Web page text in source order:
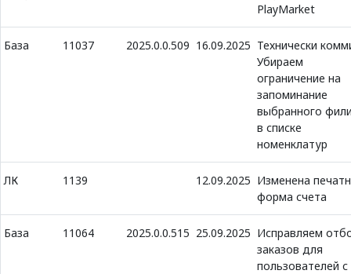
PlayMarket
База 11037 2025.0.0.509 16.09.2025 Технически
Убираем
ограничение на
запоминание
выбранного
в списке
номенклатур
ЛК 1139 12.09.2025 Изменена
форма счета
База 11064 2025.0.0.515 25.09.2025 Исправляем
заказов для
пользователей с